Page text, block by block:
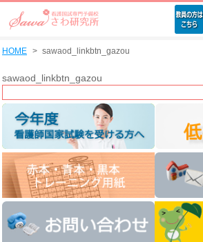
HOME sawaod_linkbtn_gazou
sawaod_linkbtn_gazou